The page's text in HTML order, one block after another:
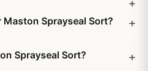
Sprayseal Sort?
Sprayseal Sort?